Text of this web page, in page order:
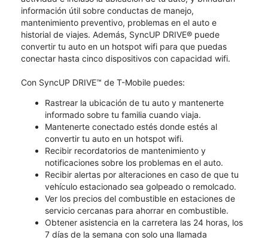
información útil sobre conductas de manejo,
mantenimiento preventivo, problemas en el auto e
historial de viajes. Además, SyncUP DRIVE® puede
convertir tu auto en un hotspot wifi para que puedas
conectar hasta cinco dispositivos con capacidad wifi.
Con SyncUP DRIVE™ de T-Mobile puedes:
Rastrear la ubicación de tu auto y mantenerte
informado sobre tu familia cuando viaja.
Mantenerte conectado estés donde estés al
convertir tu auto en un hotspot wifi.
Recibir recordatorios de mantenimiento y
notificaciones sobre los problemas en el auto.
Recibir alertas por alteraciones en caso de que tu
vehículo estacionado sea golpeado o remolcado.
Ver los precios del combustible en estaciones de
servicio cercanas para ahorrar en combustible.
Obtener asistencia en la carretera las 24 horas, los
7 días de la semana con solo una llamada